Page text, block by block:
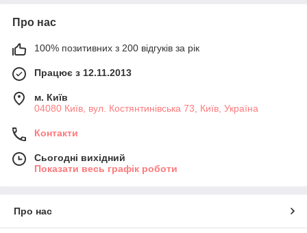
Про нас
100% позитивних з 200 відгуків за рік
Працює з 12.11.2013
м. Київ
04080 Київ, вул. Костянтинівська 73, Київ, Україна
Контакти
Сьогодні вихідний
Показати весь графік роботи
Про нас